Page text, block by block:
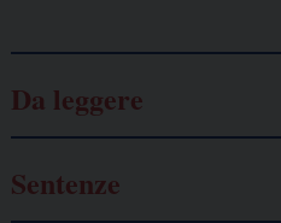
Da leggere
Sentenze